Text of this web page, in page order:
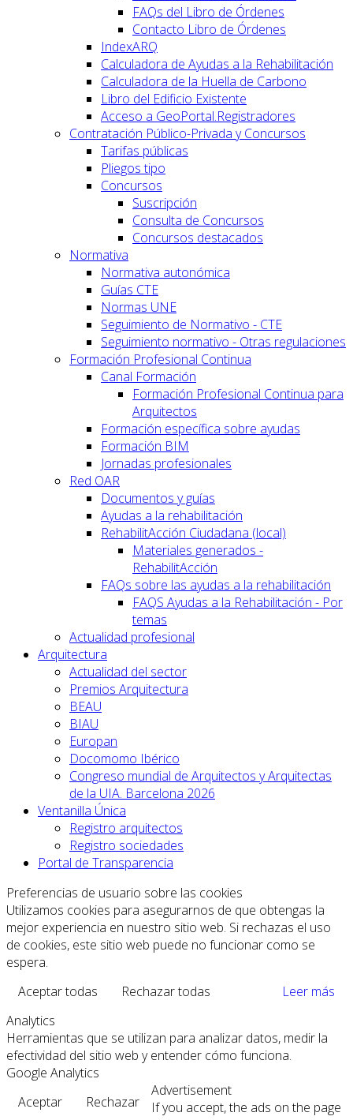
FAQs del Libro de Órdenes
Contacto Libro de Órdenes
IndexARQ
Calculadora de Ayudas a la Rehabilitación
Calculadora de la Huella de Carbono
Libro del Edificio Existente
Acceso a GeoPortal.Registradores
Contratación Público-Privada y Concursos
Tarifas públicas
Pliegos tipo
Concursos
Suscripción
Consulta de Concursos
Concursos destacados
Normativa
Normativa autonómica
Guías CTE
Normas UNE
Seguimiento de Normativo - CTE
Seguimiento normativo - Otras regulaciones
Formación Profesional Continua
Canal Formación
Formación Profesional Continua para
Arquitectos
Formación específica sobre ayudas
Formación BIM
Jornadas profesionales
Red OAR
Documentos y guías
Ayudas a la rehabilitación
RehabilitAcción Ciudadana (local)
Materiales generados -
RehabilitAcción
FAQs sobre las ayudas a la rehabilitación
FAQS Ayudas a la Rehabilitación - Por
temas
Actualidad profesional
Arquitectura
Actualidad del sector
Premios Arquitectura
BEAU
BIAU
Europan
Docomomo Ibérico
Congreso mundial de Arquitectos y Arquitectas
de la UIA. Barcelona 2026
Ventanilla Única
Registro arquitectos
Registro sociedades
Portal de Transparencia
Preferencias de usuario sobre las cookies
Utilizamos cookies para asegurarnos de que obtengas la
mejor experiencia en nuestro sitio web. Si rechazas el uso
de cookies, este sitio web puede no funcionar como se
espera.
Aceptar todas
Rechazar todas
Leer más
Analytics
Herramientas que se utilizan para analizar datos, medir la
efectividad del sitio web y entender cómo funciona.
Google Analytics
Aceptar
Rechazar
Advertisement
If you accept, the ads on the page